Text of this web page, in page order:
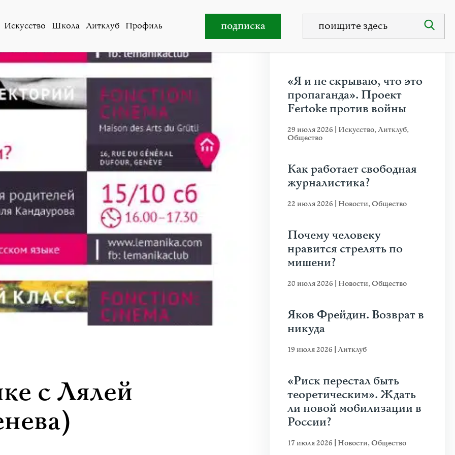
Искусство Школа Литклуб Профиль подписка
Lemanika: О музыке с Лялей Кандауровой (Женева)
с Лялей
«Я и не скрываю, что это
пропаганда». Проект
Fertoke против войны
29 июля 2026 Искусство,Литклуб,
Общество
Как работает свободная
журналистика?
22 июля 2026 Новости,Общество
Почему человеку
нравится стрелять по
мишени?
20 июля 2026 Новости,Общество
Яков Фрейдин. Возврат в
никуда
19 июля 2026 Литклуб
«Риск перестал быть
теоретическим». Ждать
ли новой мобилизации в
России?
17 июля 2026 Новости,Общество